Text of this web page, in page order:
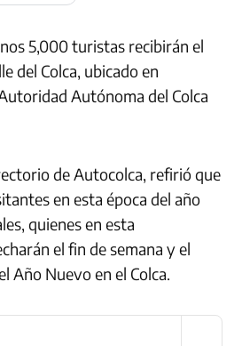
5,000 turistas recibirán el
del Colca, ubicado en
Autónoma del Colca
de Autocolca, refirió que
en esta época del año
quienes en esta
el fin de semana y el
Año Nuevo en el Colca.